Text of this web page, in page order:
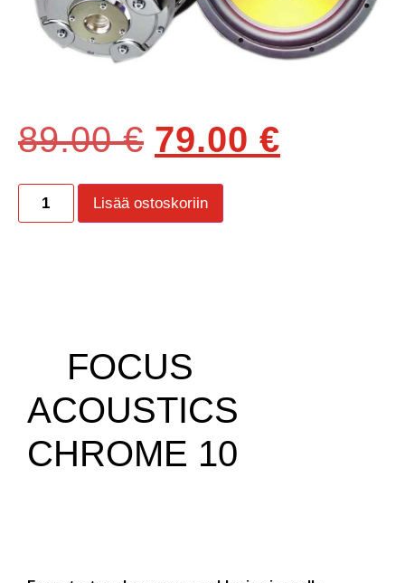
89.00€ 79.00 €
Lisää ostoskoriin
FOCUS
ACOUSTICS
CHROME 10